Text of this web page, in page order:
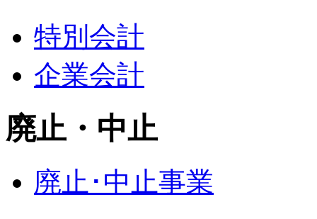
特別会計
企業会計
廃止・中止
廃止･中止事業